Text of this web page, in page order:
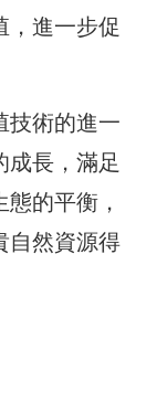
，進一步促
技術的進一
成長，滿足
的平衡，
自然資源得